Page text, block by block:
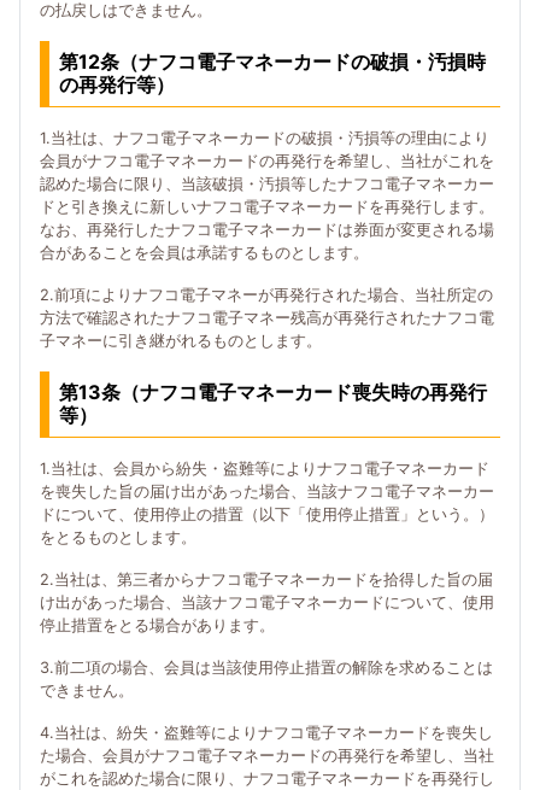
の払戻しはできません。
第12条（ナフコ電子マネーカードの破損・汚損時
の再発行等）
1.当社は、ナフコ電子マネーカードの破損・汚損等の理由により
会員がナフコ電子マネーカードの再発行を希望し、当社がこれを
認めた場合に限り、当該破損・汚損等したナフコ電子マネーカー
ドと引き換えに新しいナフコ電子マネーカードを再発行します。
なお、再発行したナフコ電子マネーカードは券面が変更される場
合があることを会員は承諾するものとします。
2.前項によりナフコ電子マネーが再発行された場合、当社所定の
方法で確認されたナフコ電子マネー残高が再発行されたナフコ電
子マネーに引き継がれるものとします。
第13条（ナフコ電子マネーカード喪失時の再発行
等）
1.当社は、会員から紛失・盗難等によりナフコ電子マネーカード
を喪失した旨の届け出があった場合、当該ナフコ電子マネーカー
ドについて、使用停止の措置（以下「使用停止措置」という。）
をとるものとします。
2.当社は、第三者からナフコ電子マネーカードを拾得した旨の届
け出があった場合、当該ナフコ電子マネーカードについて、使用
停止措置をとる場合があります。
3.前二項の場合、会員は当該使用停止措置の解除を求めることは
できません。
4.当社は、紛失・盗難等によりナフコ電子マネーカードを喪失し
た場合、会員がナフコ電子マネーカードの再発行を希望し、当社
がこれを認めた場合に限り、ナフコ電子マネーカードを再発行し